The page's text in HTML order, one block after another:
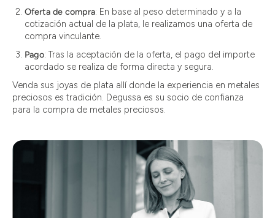
Oferta de compra: En base al peso determinado y a la
cotización actual de la plata, le realizamos una oferta de
compra vinculante.
Pago: Tras la aceptación de la oferta, el pago del importe
acordado se realiza de forma directa y segura.
Venda sus joyas de plata allí donde la experiencia en metales
preciosos es tradición. Degussa es su socio de confianza
para la compra de metales preciosos.